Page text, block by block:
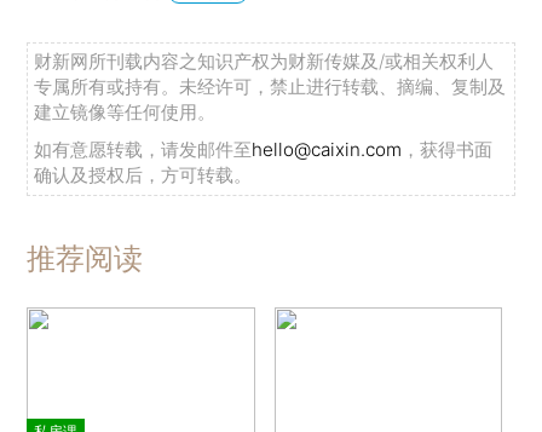
财新网所刊载内容之知识产权为财新传媒及/或相关权利人
专属所有或持有。未经许可，禁止进行转载、摘编、复制及
建立镜像等任何使用。
如有意愿转载，请发邮件至hello@caixin.com ，获得书面
确认及授权后，方可转载。
推荐阅读